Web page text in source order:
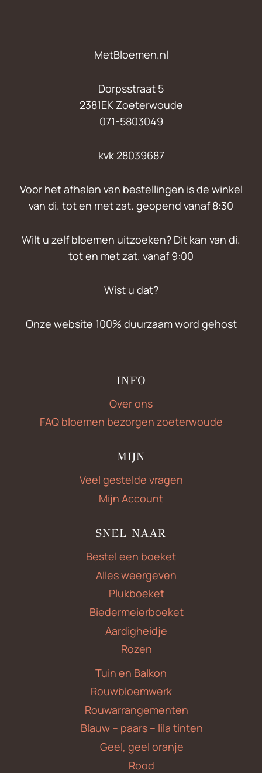
MetBloemen.nl
Dorpsstraat 5
2381EK Zoeterwoude
071-5803049
kvk 28039687
Voor het afhalen van bestellingen is de winkel
van di. tot en met zat. geopend vanaf 8:30
Wilt u zelf bloemen uitzoeken? Dit kan van di.
tot en met zat. vanaf 9:00
Wist u dat?
Onze website 100% duurzaam word gehost
INFO
Over ons
FAQ bloemen bezorgen zoeterwoude
MIJN
Veel gestelde vragen
Mijn Account
SNEL NAAR
Bestel een boeket
Alles weergeven
Plukboeket
Biedermeierboeket
Aardigheidje
Rozen
Tuin en Balkon
Rouwbloemwerk
Rouwarrangementen
Blauw – paars – lila tinten
Geel, geel oranje
Rood